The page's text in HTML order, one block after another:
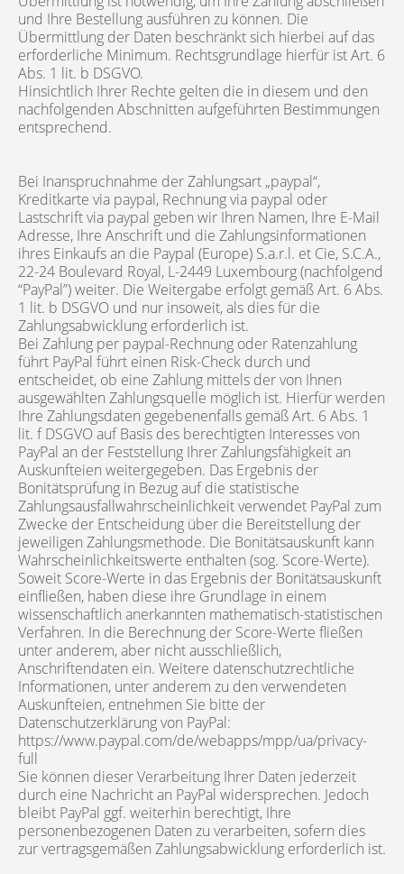
und Ihre Bestellung ausführen zu können. Die
Übermittlung der Daten beschränkt sich hierbei auf das
erforderliche Minimum. Rechtsgrundlage hierfür ist Art. 6
Abs. 1 lit. b DSGVO.
Hinsichtlich Ihrer Rechte gelten die in diesem und den
nachfolgenden Abschnitten aufgeführten Bestimmungen
entsprechend.
Bei Inanspruchnahme der Zahlungsart „paypal“,
Kreditkarte via paypal, Rechnung via paypal oder
Lastschrift via paypal geben wir Ihren Namen, Ihre E-Mail
Adresse, Ihre Anschrift und die Zahlungsinformationen
ihres Einkaufs an die Paypal (Europe) S.a.r.l. et Cie, S.C.A.,
22-24 Boulevard Royal, L-2449 Luxembourg (nachfolgend
“PayPal”) weiter. Die Weitergabe erfolgt gemäß Art. 6 Abs.
1 lit. b DSGVO und nur insoweit, als dies für die
Zahlungsabwicklung erforderlich ist.
Bei Zahlung per paypal-Rechnung oder Ratenzahlung
führt PayPal führt einen Risk-Check durch und
entscheidet, ob eine Zahlung mittels der von Ihnen
ausgewählten Zahlungsquelle möglich ist. Hierfür werden
Ihre Zahlungsdaten gegebenenfalls gemäß Art. 6 Abs. 1
lit. f DSGVO auf Basis des berechtigten Interesses von
PayPal an der Feststellung Ihrer Zahlungsfähigkeit an
Auskunfteien weitergegeben. Das Ergebnis der
Bonitätsprüfung in Bezug auf die statistische
Zahlungsausfallwahrscheinlichkeit verwendet PayPal zum
Zwecke der Entscheidung über die Bereitstellung der
jeweiligen Zahlungsmethode. Die Bonitätsauskunft kann
Wahrscheinlichkeitswerte enthalten (sog. Score-Werte).
Soweit Score-Werte in das Ergebnis der Bonitätsauskunft
einfließen, haben diese ihre Grundlage in einem
wissenschaftlich anerkannten mathematisch-statistischen
Verfahren. In die Berechnung der Score-Werte fließen
unter anderem, aber nicht ausschließlich,
Anschriftendaten ein. Weitere datenschutzrechtliche
Informationen, unter anderem zu den verwendeten
Auskunfteien, entnehmen Sie bitte der
Datenschutzerklärung von PayPal:
https://www.paypal.com/de/webapps/mpp/ua/privacy-
full
Sie können dieser Verarbeitung Ihrer Daten jederzeit
durch eine Nachricht an PayPal widersprechen. Jedoch
bleibt PayPal ggf. weiterhin berechtigt, Ihre
personenbezogenen Daten zu verarbeiten, sofern dies
zur vertragsgemäßen Zahlungsabwicklung erforderlich ist.